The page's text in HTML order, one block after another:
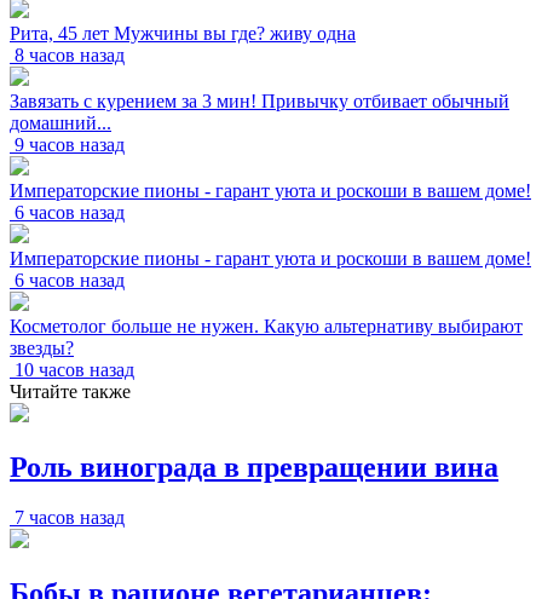
Рита, 45 лет Мужчины вы где? живу одна
8 часов назад
Завязать с курением за 3 мин! Привычку отбивает обычный
домашний...
9 часов назад
Императорские пионы - гарант уюта и роскоши в вашем доме!
6 часов назад
Императорские пионы - гарант уюта и роскоши в вашем доме!
6 часов назад
Косметолог больше не нужен. Какую альтернативу выбирают
звезды?
10 часов назад
Читайте также
Роль винограда в превращении вина
7 часов назад